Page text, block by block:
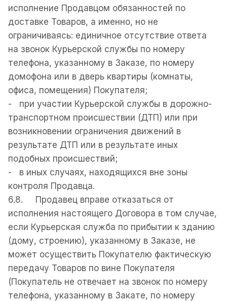
исполнение Продавцом обязанностей по
доставке Товаров, а именно, но не
ограничиваясь: единичное отсутствие ответа
на звонок Курьерской службы по номеру
телефона, указанному в Заказе, по номеру
домофона или в дверь квартиры (комнаты,
офиса, помещения) Покупателя;
- при участии Курьерской службы в дорожно-
транспортном происшествии (ДТП) или при
возникновении ограничения движений в
результате ДТП или в результате иных
подобных происшествий;
- в иных случаях, находящихся вне зоны
контроля Продавца.
6.8. Продавец вправе отказаться от
исполнения настоящего Договора в том случае,
если Курьерская служба по прибытии к зданию
(дому, строению), указанному в Заказе, не
может осуществить Покупателю фактическую
передачу Товаров по вине Покупателя
(Покупатель не отвечает на звонок по номеру
телефона, указанному в Закате, по номеру